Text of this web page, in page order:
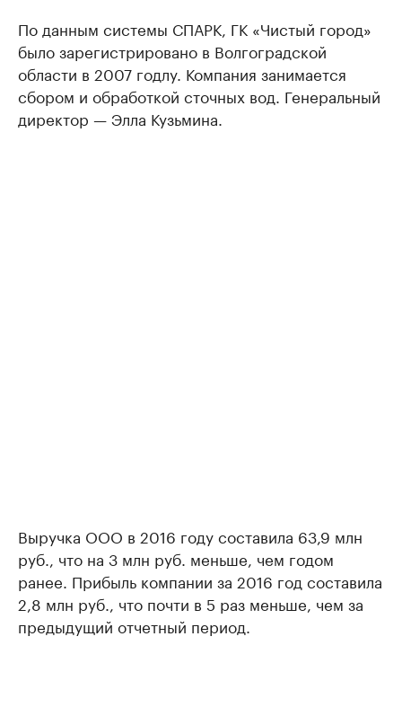
По данным системы СПАРК, ГК «Чистый город»
было зарегистрировано в Волгоградской
области в 2007 годлу. Компания занимается
сбором и обработкой сточных вод. Генеральный
директор — Элла Кузьмина.
Выручка ООО в 2016 году составила 63,9 млн
руб., что на 3 млн руб. меньше, чем годом
ранее. Прибыль компании за 2016 год составила
2,8 млн руб., что почти в 5 раз меньше, чем за
предыдущий отчетный период.